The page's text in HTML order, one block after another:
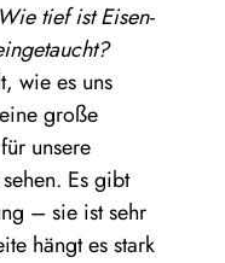
tief ist Eisen-
wie es uns
große
unsere
Es gibt
– sie ist sehr
hängt es stark